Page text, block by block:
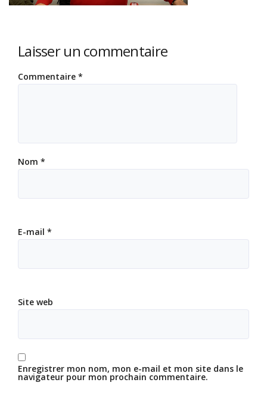
Laisser un commentaire
Commentaire *
Nom *
E-mail *
Site web
Enregistrer mon nom, mon e-mail et mon site dans le
navigateur pour mon prochain commentaire.